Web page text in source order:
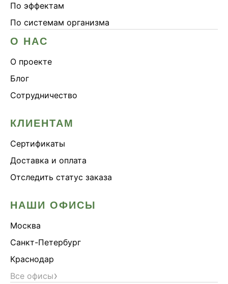
По эффектам
По системам организма
О НАС
О проекте
Блог
Сотрудничество
КЛИЕНТАМ
Сертификаты
Доставка и оплата
Отследить статус заказа
НАШИ ОФИСЫ
Москва
Санкт-Петербург
Краснодар
Все офисы›